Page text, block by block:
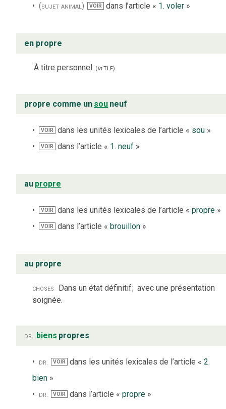
(sujet animal) VOIR dans l’article « 1. voler»
en propre
À titre personnel. (inTLF)
propre comme un sou neuf
VOIR dans les unités lexicales de l’article « sou »
VOIR dans l’article « 1. neuf »
au propre
VOIR dans les unités lexicales de l’article «propre »
VOIR dans l’article «brouillon »
au propre
choses Dans un état définitif; avec une présentation
soignée.
dr. biens propres
dr. VOIR dans les unités lexicales de l’article « 2.
bien »
dr.
VOIR dans l’article « propre»